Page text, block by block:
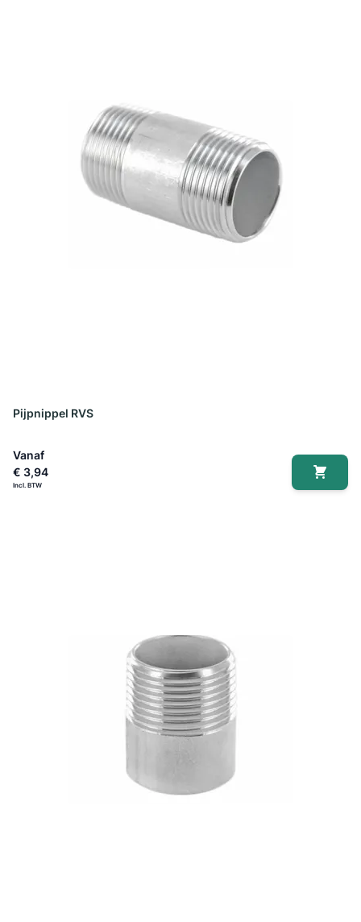
Pijpnippel RVS
Vanaf
€ 3,94